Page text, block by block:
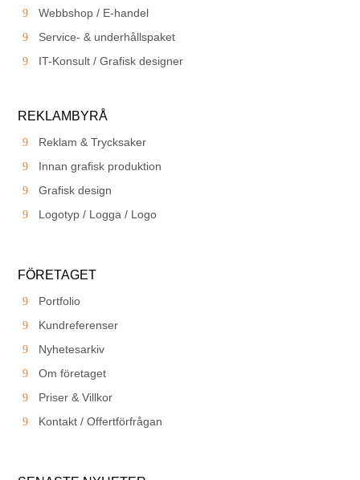
Webbshop / E-handel
Service- & underhållspaket
IT-Konsult / Grafisk designer
REKLAMBYRÅ
Reklam & Trycksaker
Innan grafisk produktion
Grafisk design
Logotyp / Logga / Logo
FÖRETAGET
Portfolio
Kundreferenser
Nyhetesarkiv
Om företaget
Priser & Villkor
Kontakt / Offertförfrågan